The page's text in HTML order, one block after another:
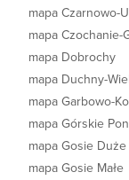
mapa Czarnowo-
mapa Czochanie-
mapa Dobrochy
mapa Duchny-
mapa Garbowo-
mapa Górskie
mapa Gosie Duże
mapa Gosie Małe